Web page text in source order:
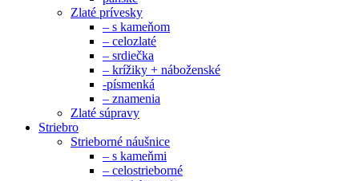
Zlaté prívesky
– s kameňom
– celozlaté
– srdiečka
– krížiky + náboženské
-písmenká
– znamenia
Zlaté súpravy
Striebro
Strieborné náušnice
– s kameňmi
– celostrieborné